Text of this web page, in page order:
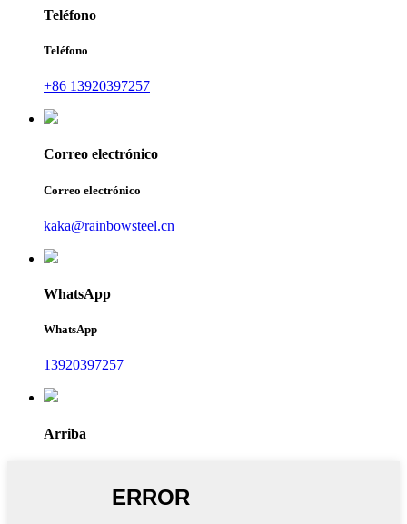
Teléfono
Teléfono
+86 13920397257
Correo electrónico
Correo electrónico
kaka@rainbowsteel.cn
WhatsApp
WhatsApp
13920397257
Arriba